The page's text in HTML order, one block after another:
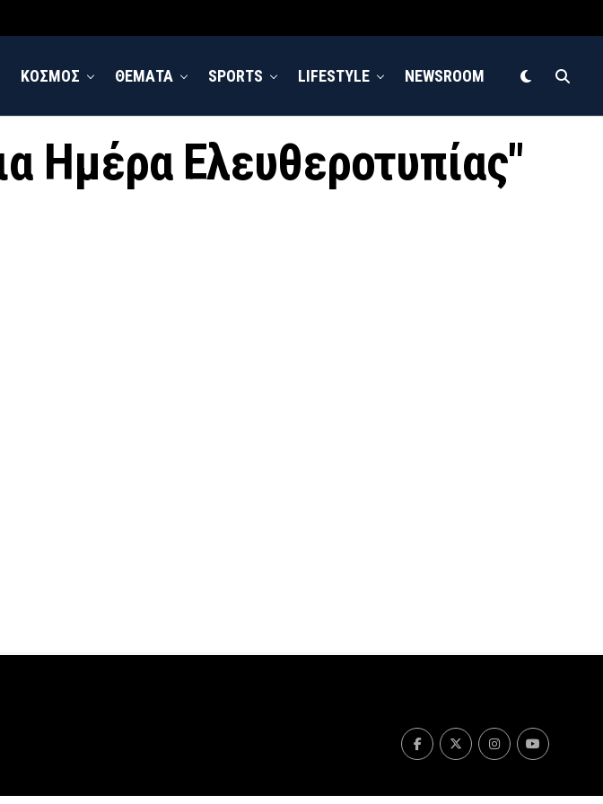
ΚΟΣΜΟΣ ΘΕΜΑΤΑ SPORTS LIFESTYLE NEWSROOM
Ημέρα Ελευθεροτυπίας"